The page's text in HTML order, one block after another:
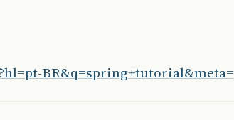
BR&q=spring+tutorial&meta=